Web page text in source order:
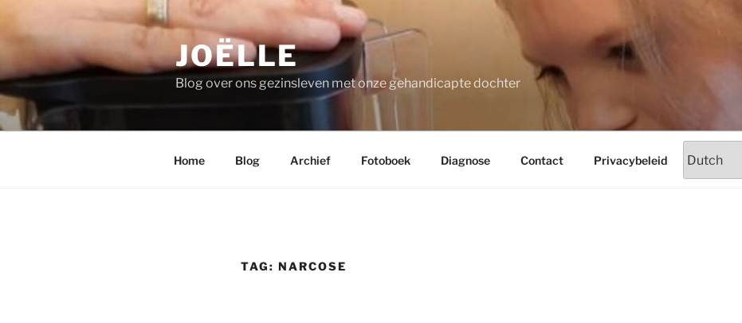
inhoud
JOËLLE
Blog over ons gezinsleven met onze gehandicapte dochter
Home Blog Archief Fotoboek Diagnose Contact Privacybeleid
TAG: NARCOSE